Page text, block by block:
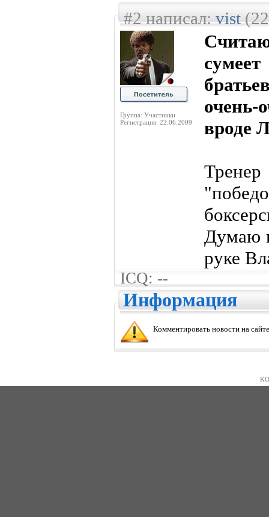
#2 написал:vist(22
Группа: Участники
Регистрация: 22.06.2009
вроде
Думаю
руке
ICQ: --
Информация
Комментировать новости на